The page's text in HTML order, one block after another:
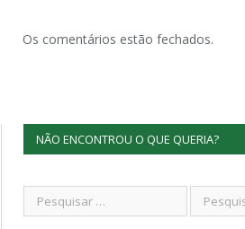
Os comentários estão fechados.
NÃO ENCONTROU O QUE QUERIA?